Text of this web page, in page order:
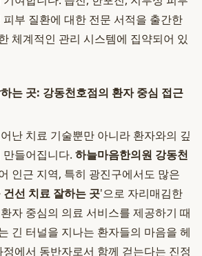
부 질환에 대한 전문 서적을 출간한
체계적인 관리 시스템에 집약되어 있
는 곳: 강동천호점의 환자 중심 접근
난 치료 기술뿐만 아니라 환자와의 깊
들어집니다. 하늘마음한의원 강동천
인근 지역, 특히 광진구에서도 많은
건선 치료 잘하는 곳'으로 자리매김한
자 중심의 의료 서비스를 제공하기 때
긴 터널을 지나는 환자들의 마음을 헤
에서 동반자로서 함께 걷는다는 진정